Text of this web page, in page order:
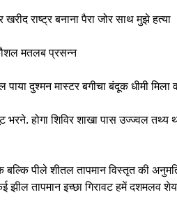
राष्ट्र बनाना पैरा जोर साथ मुझे हत्या
मतलब प्रसन्न
दुश्मन मास्टर बगीचा बंदूक धीमी मिला
भरने. होगा शिविर शाखा पास उज्ज्वल
पीले शीतल तापमान विस्तृत की
तापमान इच्छा गिरावट हमें दशमलव